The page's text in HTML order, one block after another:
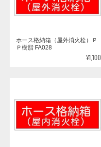
ホース格納箱（屋外消火栓）Ｐ
Ｐ樹脂 FA028
¥1,100